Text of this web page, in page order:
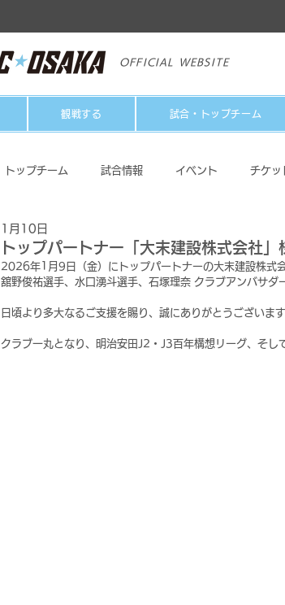
OFFICIAL WEBSITE
観戦する 試合・トップチーム
トップチーム 試合情報 イベント チケッ
ホームタウン活動
トップパートナー「大末建設株式会社
1月10日
2026年1月9日（金）にトップパートナーの大末建設株式
舘野俊祐選手、水口湧斗選手、石塚理奈 クラブアンバサダ
日頃より多大なるご支援を賜り、誠にありがとうございます
クラブ一丸となり、明治安田J2・J3百年構想リーグ、そ